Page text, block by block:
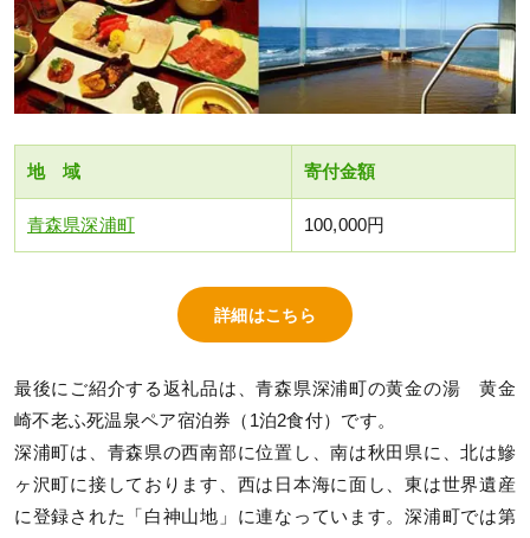
地 域 寄付金額
青森県深浦町 100,000円
詳細はこちら
最後にご紹介する返礼品は、青森県深浦町の黄金の湯 黄金
崎不老ふ死温泉ペア宿泊券（1泊2食付）です。
深浦町は、青森県の西南部に位置し、南は秋田県に、北は鰺
ヶ沢町に接しております、西は日本海に面し、東は世界遺産
に登録された「白神山地」に連なっています。深浦町では第